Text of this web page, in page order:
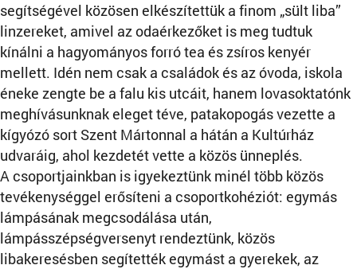
segítségével közösen elkészítettük a finom „sült liba”
linzereket, amivel az odaérkezőket is meg tudtuk
kínálni a hagyományos forró tea és zsíros kenyér
mellett. Idén nem csak a családok és az óvoda, iskola
éneke zengte be a falu kis utcáit, hanem lovasoktatónk
meghívásunknak eleget téve, patakopogás vezette a
kígyózó sort Szent Mártonnal a hátán a Kultúrház
udvaráig, ahol kezdetét vette a közös ünneplés.
A csoportjainkban is igyekeztünk minél több közös
tevékenységgel erősíteni a csoportkohéziót: egymás
lámpásának megcsodálása után,
lámpásszépségversenyt rendeztünk, közös
libakeresésben segítették egymást a gyerekek, az